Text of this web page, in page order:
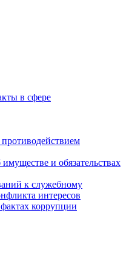
в сфере
и обязательствах
к служебному
интересов
коррупции